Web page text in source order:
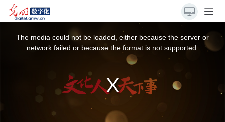
The media could not be loaded, either because the server or
network failed or because the format is not supported.